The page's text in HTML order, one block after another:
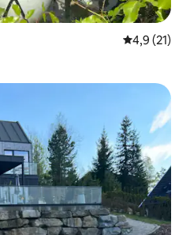
4,9 de uma
4,9 (21)